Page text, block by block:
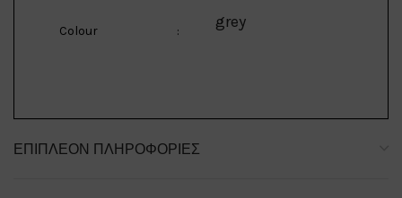
Colour : grey
ΕΠΙΠΛΈΟΝ ΠΛΗΡΟΦΟΡΊΕΣ